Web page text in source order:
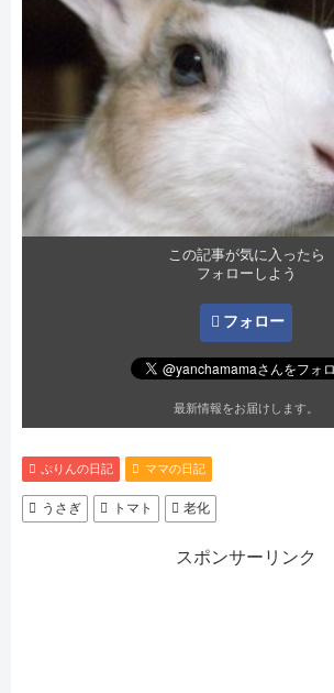
この記事が気に入ったら
フォローしよう
フォロー
最新情報をお届けします。
ぷりんの日記 ママの日記
うさぎ トマト 老化
スポンサーリンク